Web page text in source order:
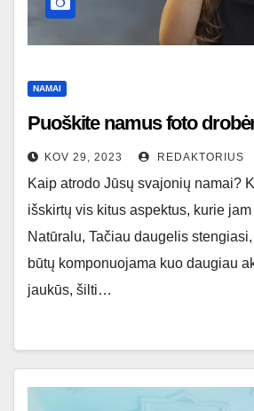
NAMAI
Puoškite namus foto
KOV 29, 2023 REDAKTORIUS
Kaip atrodo Jūsų svajonių namai?
išskirtų vis kitus aspektus, kurie
Natūralu, Tačiau daugelis
būtų komponuojama kuo daugiau
jaukūs, šilti…